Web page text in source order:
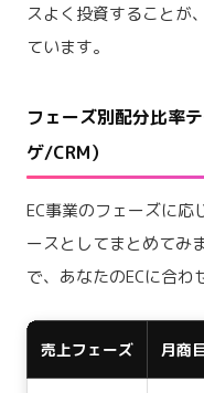
スよく投資することが
ています。
フェーズ別配分比率
ゲ/CRM）
EC事業のフェーズに応
ースとしてまとめてみ
で、あなたのECに合わ
売上フェーズ 月商